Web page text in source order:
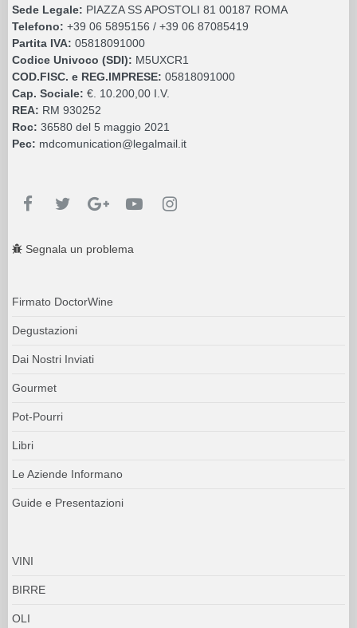
Sede Legale: PIAZZA SS APOSTOLI 81 00187 ROMA
Telefono: +39 06 5895156 / +39 06 87085419
Partita IVA: 05818091000
Codice Univoco (SDI): M5UXCR1
COD.FISC. e REG.IMPRESE: 05818091000
Cap. Sociale: €. 10.200,00 I.V.
REA: RM 930252
Roc: 36580 del 5 maggio 2021
Pec: mdcomunication@legalmail.it
Segnala un problema
Firmato DoctorWine
Degustazioni
Dai Nostri Inviati
Gourmet
Pot-Pourri
Libri
Le Aziende Informano
Guide e Presentazioni
VINI
BIRRE
OLI